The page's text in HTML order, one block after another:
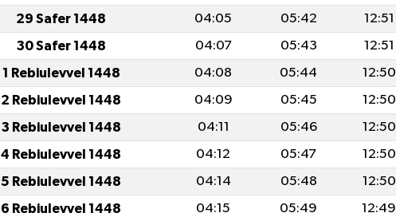
29 Safer 1448 04:05 05:42 12:51
30 Safer 1448 04:07 05:43 12:51
1 Rebiulevvel 1448 04:08 05:44 12:50
2 Rebiulevvel 1448 04:09 05:45 12:50
3 Rebiulevvel 1448 04:11 05:46 12:50
4 Rebiulevvel 1448 04:12 05:47 12:50
5 Rebiulevvel 1448 04:14 05:48 12:50
6 Rebiulevvel 1448 04:15 05:49 12:49